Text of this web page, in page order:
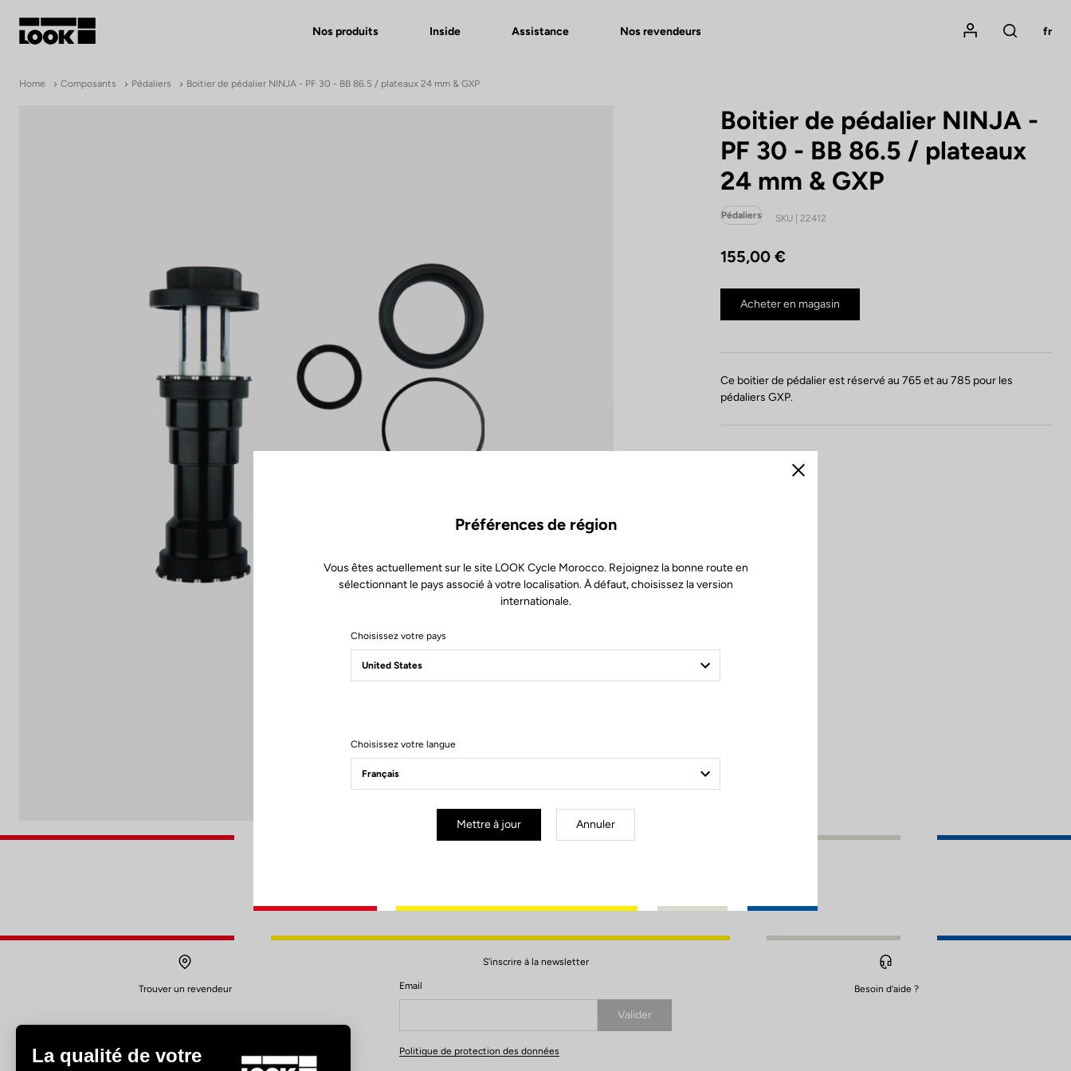
Nos produits Inside Assistance Nos revendeurs
Mon compte
Rechercher
fr
Home Composants Pédaliers Boitier de pédalier NINJA - PF 30 - BB 86.5 / plateaux 24 mm & GXP
Boitier de pédalier NINJA -
PF 30 - BB 86.5 / plateaux
24 mm & GXP
Pédaliers SKU | 22412
155,00 €
Acheter en magasin
Ce boitier de pédalier est réservé au 765 et au 785 pour les
pédaliers GXP.
Trouver un revendeur
S'inscrire à la newsletter
Email
Valider
Votre e-mail a bien été enregistré
Politique de protection des données
Besoin d’aide ?
Fermer
Préférences de région
Vous êtes actuellement sur le site LOOK Cycle Morocco. Rejoignez la bonne route en
sélectionnant le pays associé à votre localisation. À défaut, choisissez la version
internationale.
Choisissez votre pays
Choisissez votre langue
Mettre à jour Annuler
La qualité de votre